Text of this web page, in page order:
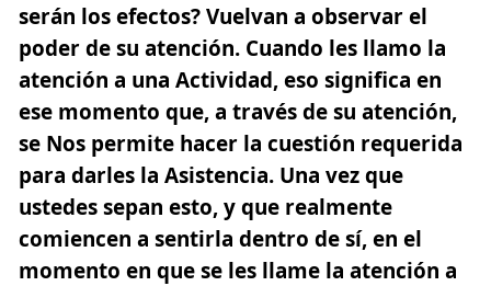
serán los efectos? Vuelvan a observar el
poder de su atención. Cuando les llamo la
atención a una Actividad, eso significa en
ese momento que, a través de su atención,
se Nos permite hacer la cuestión requerida
para darles la Asistencia. Una vez que
ustedes sepan esto, y que realmente
comiencen a sentirla dentro de sí, en el
momento en que se les llame la atención a